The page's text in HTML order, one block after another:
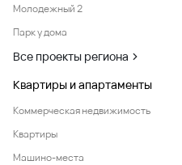
Молодежный 2
Парк у дома
Все проекты региона
Квартиры и апартаменты
Коммерческая недвижимость
Квартиры
Машино-места